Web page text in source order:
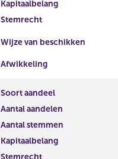
Kapitaalbelang
Stemrecht
Wijze van beschikken
Afwikkeling
Soort aandeel
Aantal aandelen
Aantal stemmen
Kapitaalbelang
Stemrecht